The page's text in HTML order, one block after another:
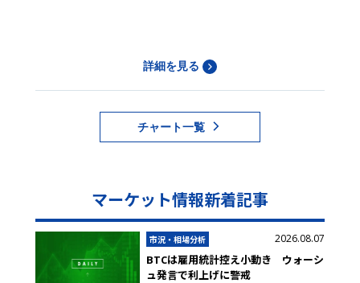
詳細を見る
チャート一覧
マーケット情報新着記事
市況・相場分析 2026.08.07
BTCは雇用統計控え小動き ウォーシ
ュ発言で利上げに警戒